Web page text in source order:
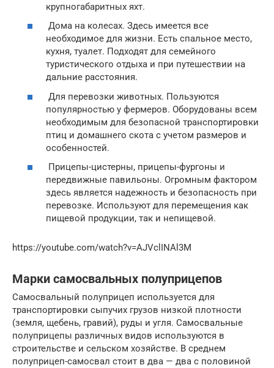
крупногабаритных яхт.
Дома на колесах. Здесь имеется все
необходимое для жизни. Есть спальное место,
кухня, туалет. Подходят для семейного
туристического отдыха и при путешествии на
дальние расстояния.
Для перевозки животных. Пользуются
популярностью у фермеров. Оборудованы всем
необходимым для безопасной транспортировки
птиц и домашнего скота с учетом размеров и
особенностей.
Прицепы-цистерны, прицепы-фургоны и
передвижные павильоны. Огромным фактором
здесь является надежность и безопасность при
перевозке. Используют для перемещения как
пищевой продукции, так и непищевой.
https://youtube.com/watch?v=AJVclINAl3M
Марки самосвальных полуприцепов
Самосвальный полуприцеп используется для
транспортировки сыпучих грузов низкой плотности
(земля, щебень, гравий), руды и угля. Самосвальные
полуприцепы различных видов используются в
строительстве и сельском хозяйстве. В среднем
полуприцеп-самосвал стоит в два — два с половиной